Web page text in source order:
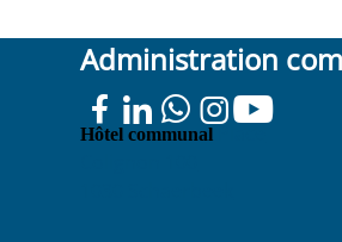
Administration
Hôtel communal